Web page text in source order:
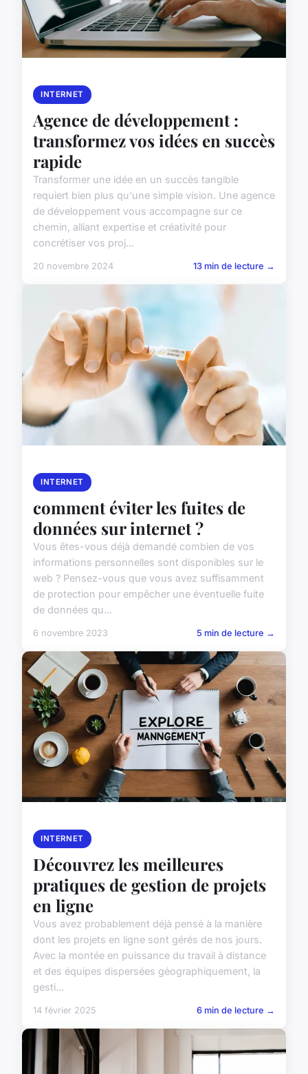
INTERNET
Agence de développement :
transformez vos idées en succès
rapide
Transformer une idée en un succès tangible
requiert bien plus qu'une simple vision. Une agence
de développement vous accompagne sur ce
chemin, alliant expertise et créativité pour
concrétiser vos proj...
20 novembre 2024 13 min de lecture →
INTERNET
comment éviter les fuites de
données sur internet ?
Vous êtes-vous déjà demandé combien de vos
informations personnelles sont disponibles sur le
web ? Pensez-vous que vous avez suffisamment
de protection pour empêcher une éventuelle fuite
de données qu...
6 novembre 2023 5 min de lecture →
INTERNET
Découvrez les meilleures
pratiques de gestion de projets
en ligne
Vous avez probablement déjà pensé à la manière
dont les projets en ligne sont gérés de nos jours.
Avec la montée en puissance du travail à distance
et des équipes dispersées géographiquement, la
gesti...
14 février 2025 6 min de lecture →